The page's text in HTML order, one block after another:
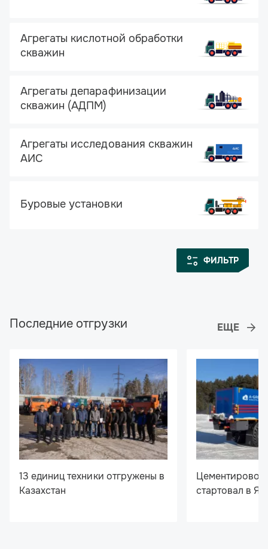
Агрегаты кислотной обработки
скважин
Агрегаты депарафинизации
скважин (АДПМ)
Агрегаты исследования скважин
АИС
Буровые установки
ФИЛЬТР
Последние отгрузки
13 единиц техники отгружены в
Казахстан
стартовал в